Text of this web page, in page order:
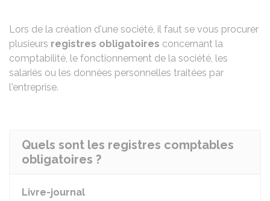
Lors de la création d'une société, il faut se vous procurer
plusieurs registres obligatoires concernant la
comptabilité, le fonctionnement de la société, les
salariés ou les données personnelles traitées par
l'entreprise.
Quels sont les registres comptables
obligatoires ?
Livre-journal